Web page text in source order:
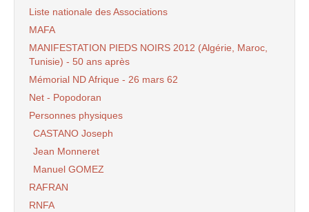
Liste nationale des Associations
MAFA
MANIFESTATION PIEDS NOIRS 2012 (Algérie, Maroc,
Tunisie) - 50 ans après
Mémorial ND Afrique - 26 mars 62
Net - Popodoran
Personnes physiques
CASTANO Joseph
Jean Monneret
Manuel GOMEZ
RAFRAN
RNFA